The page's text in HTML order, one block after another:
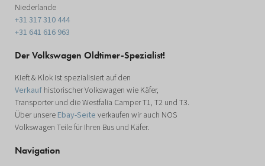
Niederlande
+31 317 310 444
+31 641 616 963
Der Volkswagen Oldtimer-Spezialist!
Kieft & Klok ist spezialisiert auf den
Verkauf historischer Volkswagen wie Käfer,
Transporter und die Westfalia Camper T1, T2 und T3.
Über unsere Ebay-Seite verkaufen wir auch NOS
Volkswagen Teile für Ihren Bus und Käfer.
Navigation